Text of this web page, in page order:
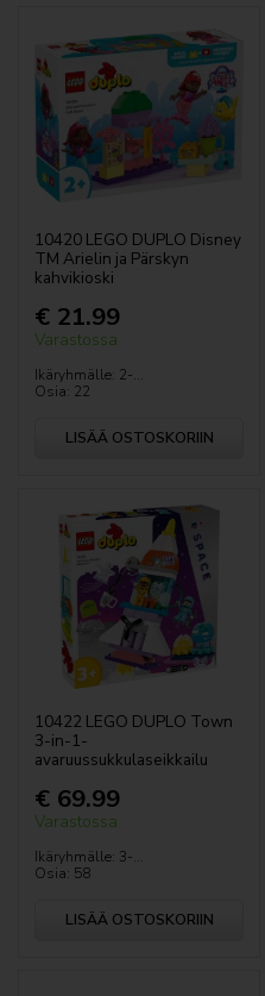
10420 LEGO DUPLO Disney
TM Arielin ja Pärskyn
kahvikioski
€ 21.99
Varastossa
Ikäryhmälle: 2-...
Osia: 22
LISÄÄ OSTOSKORIIN
10422 LEGO DUPLO Town
3-in-1-
avaruussukkulaseikkailu
€ 69.99
Varastossa
Ikäryhmälle: 3-...
Osia: 58
LISÄÄ OSTOSKORIIN
Sussi sisse
LEGO® lahjakortti
Paristot
Koulutarvikkeet,
Säilytyslaatikot, naulakot
Naulakot, hyllyt
Lamput
VITATEEK